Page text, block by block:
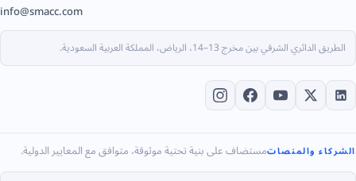
info@smacc.com
الطريق الدائري الشرقي بين مخرج 13–14، الرياض، المملكة العربية السعودية.
الشركاء والمنصاتمستضاف على بنية تحتية موثوقة، متوافق مع المعايير الدولية.